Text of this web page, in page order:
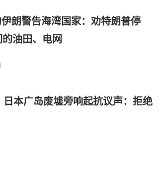
朗警告海湾国家：劝特朗普停
油田、电网
本广岛废墟旁响起抗议声：拒绝